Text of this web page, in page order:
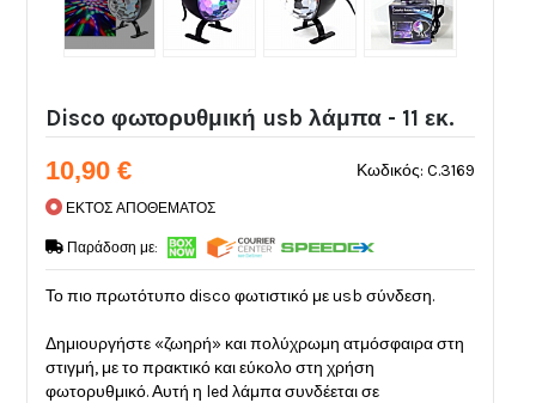
Disco φωτορυθμική usb λάμπα - 11 εκ.
Κωδικός: C.3169
10,90 €
ΕΚΤΟΣ ΑΠΟΘΕΜΑΤΟΣ
Παράδοση με:
Το πιο πρωτότυπο disco φωτιστικό με usb σύνδεση.
Δημιουργήστε «ζωηρή» και πολύχρωμη ατμόσφαιρα στη
στιγμή, με το πρακτικό και εύκολο στη χρήση
φωτορυθμικό. Αυτή η led λάμπα συνδέεται σε